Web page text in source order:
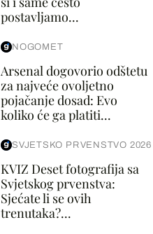
postavljamo...
NOGOMET
Arsenal dogovorio odštetu
za najveće ovoljetno
pojačanje dosad: Evo
koliko će ga platiti...
SVJETSKO PRVENSTVO 2026
KVIZ Deset fotografija sa
Svjetskog prvenstva:
Sjećate li se ovih
trenutaka?...